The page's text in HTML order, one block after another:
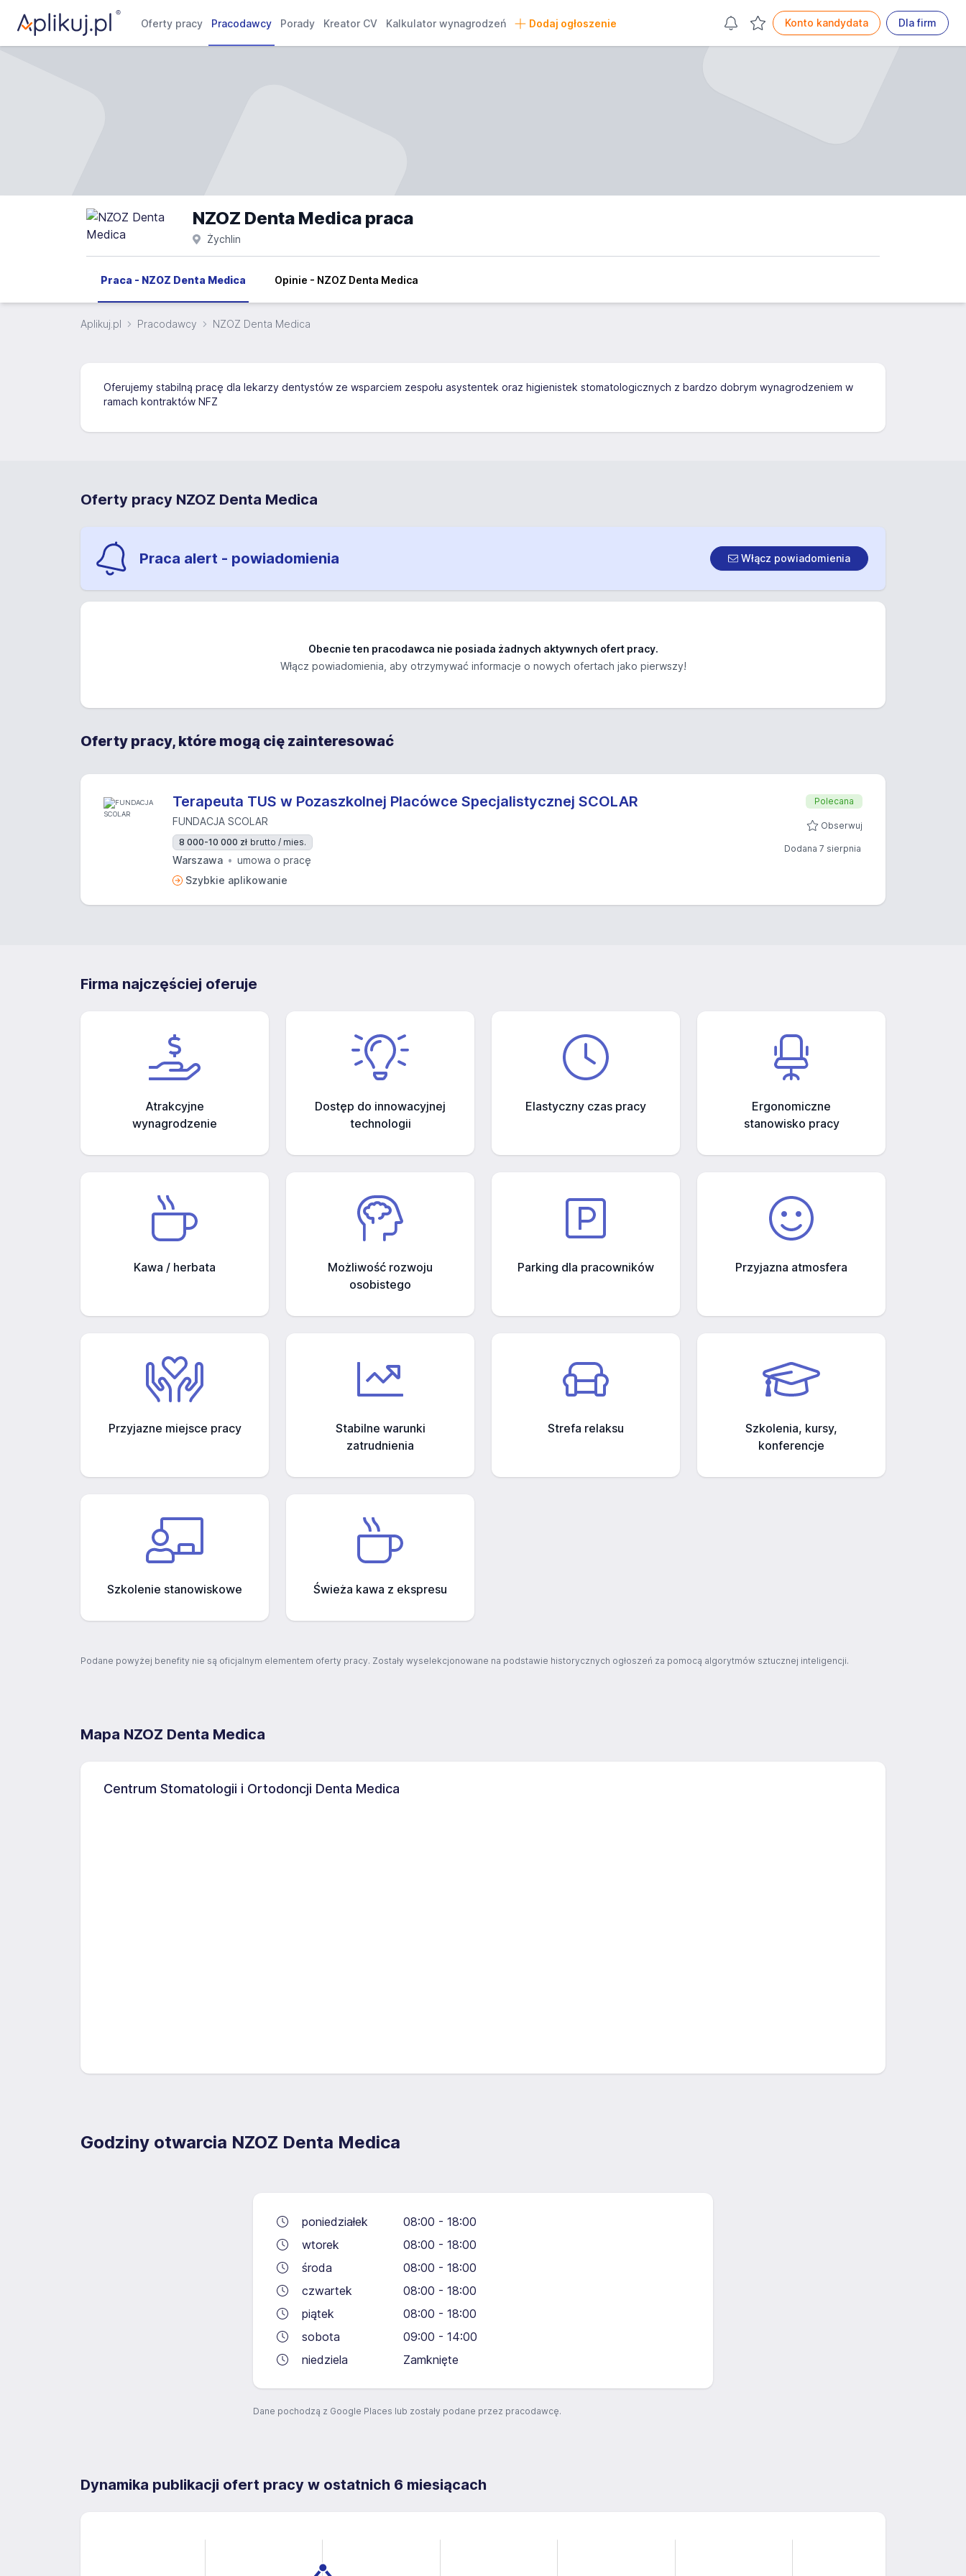
Oferty pracy Pracodawcy Porady Kreator CV Kalkulator wynagrodzeń Dodaj ogłoszenie Konto kandydata Dla firm
NZOZ Denta Medica praca
Żychlin
Praca - NZOZ Denta Medica Opinie - NZOZ Denta Medica
Aplikuj.pl Pracodawcy NZOZ Denta Medica
Oferujemy stabilną pracę dla lekarzy dentystów ze wsparciem zespołu asystentek oraz higienistek stomatologicznych z bardzo dobrym wynagrodzeniem w
ramach kontraktów NFZ
Oferty pracy NZOZ Denta Medica
Praca alert - powiadomienia Włącz powiadomienia
Obecnie ten pracodawca nie posiada żadnych aktywnych ofert pracy.
Włącz powiadomienia, aby otrzymywać informacje o nowych ofertach jako pierwszy!
Oferty pracy, które mogą cię zainteresować
Terapeuta TUS w Pozaszkolnej Placówce Specjalistycznej SCOLAR
FUNDACJA SCOLAR
8 000-10 000 zł brutto / mies.
Warszawa
umowa o pracę
Szybkie aplikowanie
Polecana
Obserwuj
Dodana 7 sierpnia
Firma najczęściej oferuje
Atrakcyjne
wynagrodzenie
Dostęp do innowacyjnej
technologii
Elastyczny czas pracy
Ergonomiczne
stanowisko pracy
Kawa / herbata
Możliwość rozwoju
osobistego
Parking dla pracowników Przyjazna atmosfera
Przyjazne miejsce pracy
Stabilne warunki
zatrudnienia
Strefa relaksu
Szkolenia, kursy,
konferencje
Szkolenie stanowiskowe Świeża kawa z ekspresu
Podane powyżej benefity nie są oficjalnym elementem oferty pracy. Zostały wyselekcjonowane na podstawie historycznych ogłoszeń za pomocą algorytmów sztucznej inteligencji.
Mapa NZOZ Denta Medica
Centrum Stomatologii i Ortodoncji Denta Medica
Godziny otwarcia NZOZ Denta Medica
poniedziałek
08:00 - 18:00
wtorek
08:00 - 18:00
środa
08:00 - 18:00
czwartek
08:00 - 18:00
piątek
08:00 - 18:00
sobota
09:00 - 14:00
niedziela
Zamknięte
Dane pochodzą z Google Places lub zostały podane przez pracodawcę.
Dynamika publikacji ofert pracy w ostatnich 6 miesiącach